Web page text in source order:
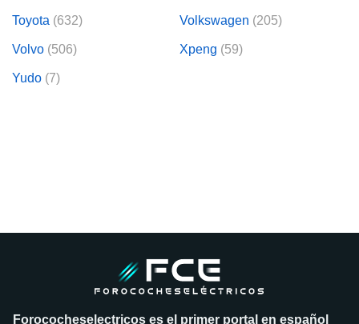
Toyota (632) Volkswagen (205)
Volvo (506) Xpeng (59)
Yudo (7)
Forococheselectricos es el primer portal en español